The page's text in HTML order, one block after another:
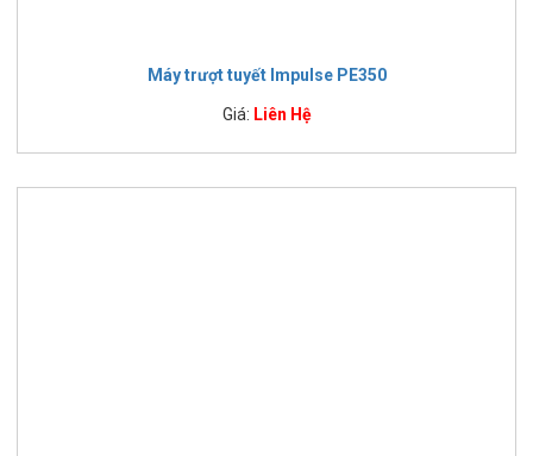
Máy trượt tuyết Impulse PE350
Giá: Liên Hệ